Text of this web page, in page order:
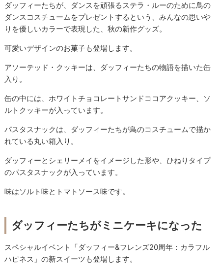
ダッフィーたちが、ダンスを頑張るステラ・ルーのために鳥の
ダンスコスチュームをプレゼントするという、みんなの思いや
りを優しいカラーで表現した、秋の新作グッズ。
可愛いデザインのお菓子も登場します。
アソーテッド・クッキーは、ダッフィーたちの物語を描いた缶
入り。
缶の中には、ホワイトチョコレートサンドココアクッキー、ソ
ルトクッキーが入っています。
パスタスナックは、ダッフィーたちが鳥のコスチュームで描か
れている丸い箱入り。
ダッフィーとシェリーメイをイメージした形や、ひねりタイプ
のパスタスナックが入っています。
味はソルト味とトマトソース味です。
ダッフィーたちがミニケーキになった
スペシャルイベント「ダッフィー&フレンズ20周年：カラフル
ハピネス」の新スイーツも登場します。